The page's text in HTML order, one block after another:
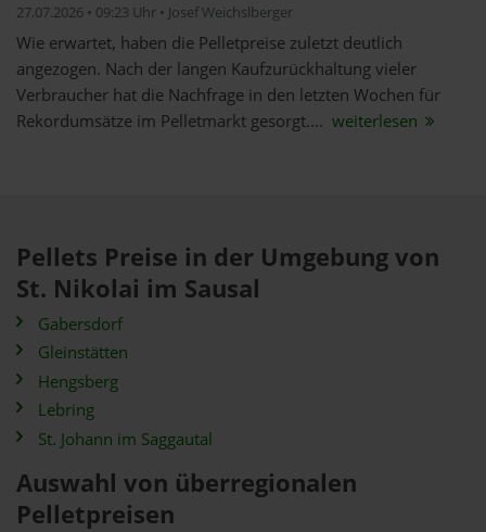
27.07.2026 • 09:23 Uhr • Josef Weichslberger
Wie erwartet, haben die Pelletpreise zuletzt deutlich
angezogen. Nach der langen Kaufzurückhaltung vieler
Verbraucher hat die Nachfrage in den letzten Wochen für
Rekordumsätze im Pelletmarkt gesorgt.... weiterlesen
Pellets Preise in der Umgebung von
St. Nikolai im Sausal
Gabersdorf
Gleinstätten
Hengsberg
Lebring
St. Johann im Saggautal
Auswahl von überregionalen
Pelletpreisen